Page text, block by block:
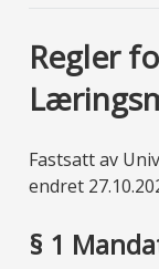
Regler
Fastsatt av
endret
§ 1